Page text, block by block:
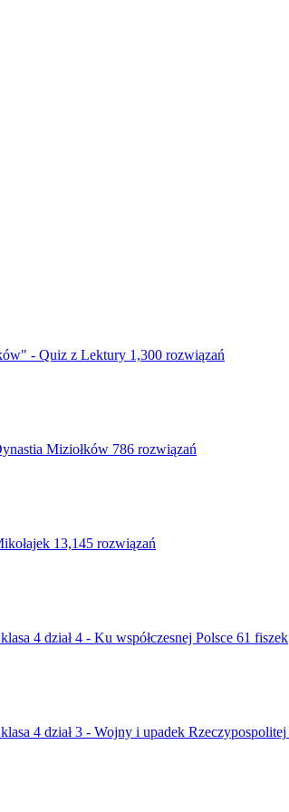
- Quiz z Lektury 1,300 rozwiązań
Miziołków 786 rozwiązań
13,145 rozwiązań
4 dział 4 - Ku współczesnej Polsce 61 fiszek
4 dział 3 - Wojny i upadek Rzeczypospolitej